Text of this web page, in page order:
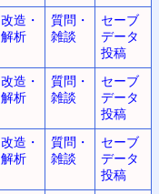
改造・
解析
質問・
雑談
セーブ
データ
投稿
改造・
解析
質問・
雑談
セーブ
データ
投稿
改造・
解析
質問・
雑談
セーブ
データ
投稿